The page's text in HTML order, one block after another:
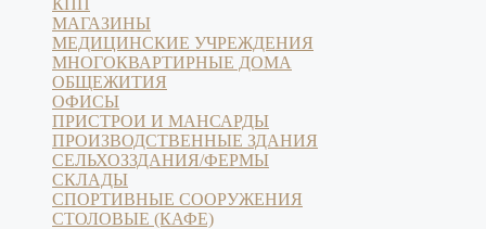
КПП
МАГАЗИНЫ
МЕДИЦИНСКИЕ УЧРЕЖДЕНИЯ
МНОГОКВАРТИРНЫЕ ДОМА
ОБЩЕЖИТИЯ
ОФИСЫ
ПРИСТРОИ И МАНСАРДЫ
ПРОИЗВОДСТВЕННЫЕ ЗДАНИЯ
СЕЛЬХОЗЗДАНИЯ/ФЕРМЫ
СКЛАДЫ
СПОРТИВНЫЕ СООРУЖЕНИЯ
СТОЛОВЫЕ (КАФЕ)